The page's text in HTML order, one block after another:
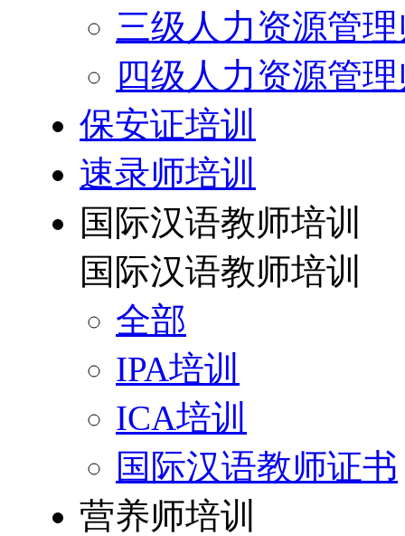
三级人力资源管
四级人力资源管
保安证培训
速录师培训
国际汉语教师培训
国际汉语教师培训
全部
IPA培训
ICA培训
国际汉语教师证书
营养师培训